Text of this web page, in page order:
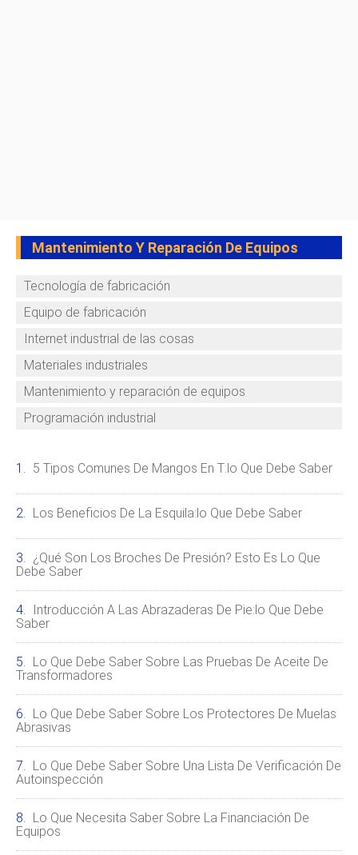
Mantenimiento Y Reparación De Equipos
Tecnología de fabricación
Equipo de fabricación
Internet industrial de las cosas
Materiales industriales
Mantenimiento y reparación de equipos
Programación industrial
5 Tipos Comunes De Mangos En T:lo Que Debe Saber
Los Beneficios De La Esquila:lo Que Debe Saber
¿Qué Son Los Broches De Presión? Esto Es Lo Que
Debe Saber
Introducción A Las Abrazaderas De Pie:lo Que Debe
Saber
Lo Que Debe Saber Sobre Las Pruebas De Aceite De
Transformadores
Lo Que Debe Saber Sobre Los Protectores De Muelas
Abrasivas
Lo Que Debe Saber Sobre Una Lista De Verificación De
Autoinspección
Lo Que Necesita Saber Sobre La Financiación De
Equipos